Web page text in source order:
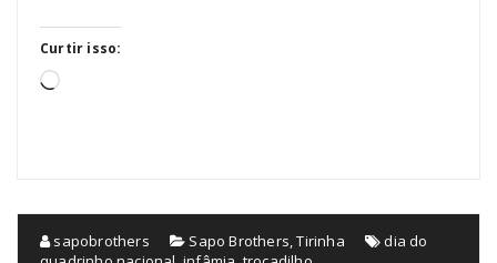
Curtir isso:
Carregando...
sapobrothers Sapo Brothers,Tirinha
dia do